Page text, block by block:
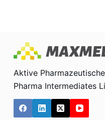
Aktive
Pharma Intermediates